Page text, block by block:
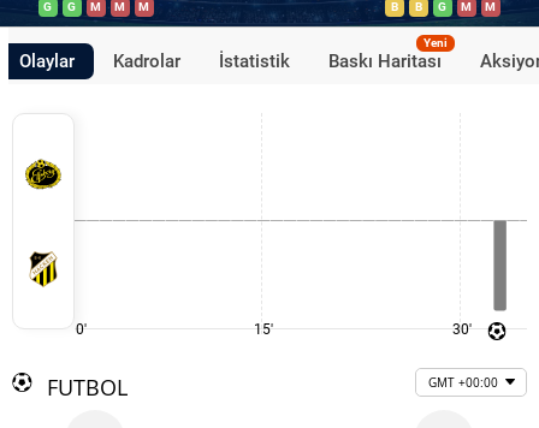
G G M M M B B G M M
Olaylar Kadrolar İstatistik Baskı Haritası
Yeni
0' 15' 30'
FUTBOL GMT +00:00